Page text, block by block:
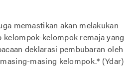
memastikan akan melakukan
kelompok-kelompok remaja yang
deklarasi pembubaran oleh
masing kelompok.* (Ydar)